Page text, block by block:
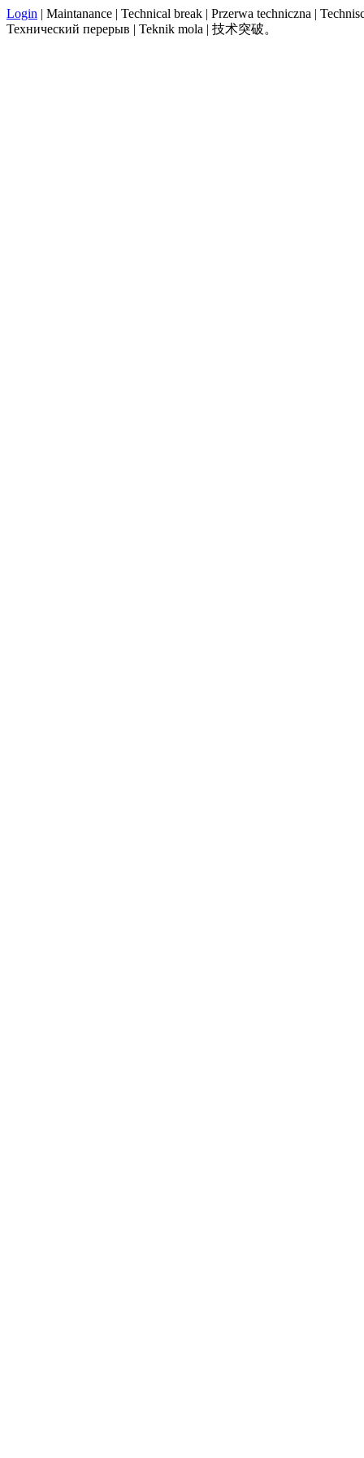
Login | Maintanance | Technical break | Przerwa techniczna |
Технический перерыв | Teknik mola | 技术突破。